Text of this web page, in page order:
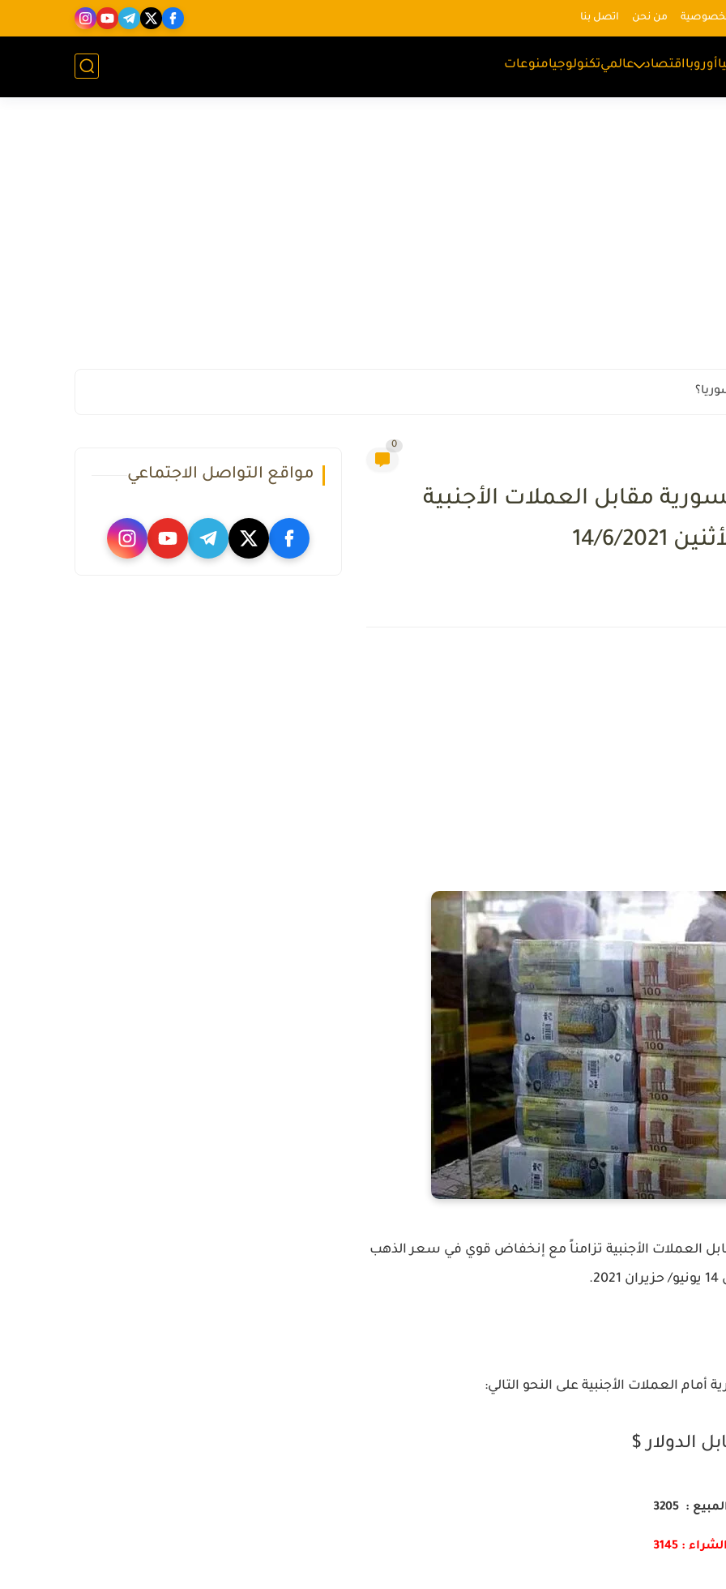
من نحن اتصل بنا
أوروبااقتصاد عالميتكنولوجيامنوعات
0
مقابل العملات الأجنبية
2021
العملات الأجنبية تزامناً مع إنخفاض قوي في سعر الذهب
العملات الأجنبية على النحو التالي:
الدولار $
: 3205
الشراء : 3145
مواقع التواصل الاجتماعي